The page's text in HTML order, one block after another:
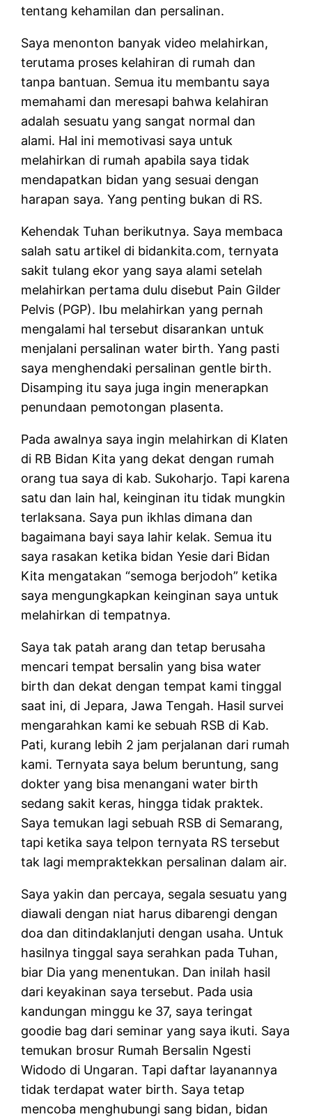
tentang kehamilan dan persalinan.
Saya menonton banyak video melahirkan,
terutama proses kelahiran di rumah dan
tanpa bantuan. Semua itu membantu saya
memahami dan meresapi bahwa kelahiran
adalah sesuatu yang sangat normal dan
alami. Hal ini memotivasi saya untuk
melahirkan di rumah apabila saya tidak
mendapatkan bidan yang sesuai dengan
harapan saya. Yang penting bukan di RS.
Kehendak Tuhan berikutnya. Saya membaca
salah satu artikel di bidankita.com, ternyata
sakit tulang ekor yang saya alami setelah
melahirkan pertama dulu disebut Pain Gilder
Pelvis (PGP). Ibu melahirkan yang pernah
mengalami hal tersebut disarankan untuk
menjalani persalinan water birth. Yang pasti
saya menghendaki persalinan gentle birth.
Disamping itu saya juga ingin menerapkan
penundaan pemotongan plasenta.
Pada awalnya saya ingin melahirkan di Klaten
di RB Bidan Kita yang dekat dengan rumah
orang tua saya di kab. Sukoharjo. Tapi karena
satu dan lain hal, keinginan itu tidak mungkin
terlaksana. Saya pun ikhlas dimana dan
bagaimana bayi saya lahir kelak. Semua itu
saya rasakan ketika bidan Yesie dari Bidan
Kita mengatakan “semoga berjodoh” ketika
saya mengungkapkan keinginan saya untuk
melahirkan di tempatnya.
Saya tak patah arang dan tetap berusaha
mencari tempat bersalin yang bisa water
birth dan dekat dengan tempat kami tinggal
saat ini, di Jepara, Jawa Tengah. Hasil survei
mengarahkan kami ke sebuah RSB di Kab.
Pati, kurang lebih 2 jam perjalanan dari rumah
kami. Ternyata saya belum beruntung, sang
dokter yang bisa menangani water birth
sedang sakit keras, hingga tidak praktek.
Saya temukan lagi sebuah RSB di Semarang,
tapi ketika saya telpon ternyata RS tersebut
tak lagi mempraktekkan persalinan dalam air.
Saya yakin dan percaya, segala sesuatu yang
diawali dengan niat harus dibarengi dengan
doa dan ditindaklanjuti dengan usaha. Untuk
hasilnya tinggal saya serahkan pada Tuhan,
biar Dia yang menentukan. Dan inilah hasil
dari keyakinan saya tersebut. Pada usia
kandungan minggu ke 37, saya teringat
goodie bag dari seminar yang saya ikuti. Saya
temukan brosur Rumah Bersalin Ngesti
Widodo di Ungaran. Tapi daftar layanannya
tidak terdapat water birth. Saya tetap
mencoba menghubungi sang bidan, bidan